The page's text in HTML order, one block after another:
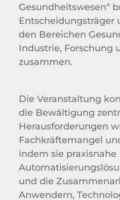
Gesundheitswesen“
Entscheidungsträger
den Bereichen
Industrie, Forschung
zusammen.
Die Veranstaltung
die Bewältigung
Herausforderungen
Fachkräftemangel
indem sie praxisnahe
und die
Anwendern,